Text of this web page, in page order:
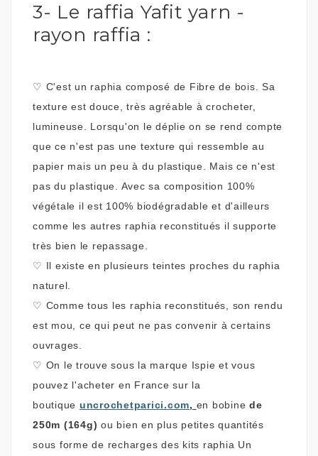
3- Le raffia Yafit yarn -
rayon raffia :
♡ C'est un raphia composé de Fibre de bois. Sa
texture est douce, très agréable à crocheter,
lumineuse. Lorsqu'on le déplie on se rend compte
que ce n'est pas une texture qui ressemble au
papier mais un peu à du plastique. Mais ce n'est
pas du plastique. Avec sa composition 100%
végétale il est 100% biodégradable et d'ailleurs
comme les autres raphia reconstitués il supporte
très bien le repassage.
♡ Il existe en plusieurs teintes proches du raphia
naturel.
♡ Comme tous les raphia reconstitués, son rendu
est mou, ce qui peut ne pas convenir à certains
ouvrages.
♡ On le trouve sous la marque Ispie et vous
pouvez l'acheter en France sur la
boutique uncrochetparici.com, en bobine de
250m (164g) ou bien en plus petites quantités
sous forme de recharges des kits raphia Un